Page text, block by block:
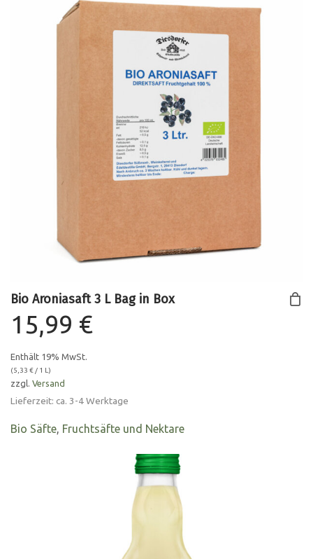
Bio Aroniasaft 3 L Bag in Box
15,99 €
Enthält 19% MwSt.
(5,33 € / 1 L)
zzgl. Versand
Lieferzeit: ca. 3-4 Werktage
Bio Säfte, Fruchtsäfte und Nektare